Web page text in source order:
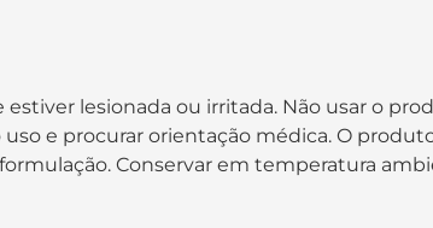
lesionada ou irritada. Não usar o
e procurar orientação médica. O
Conservar em temperatura